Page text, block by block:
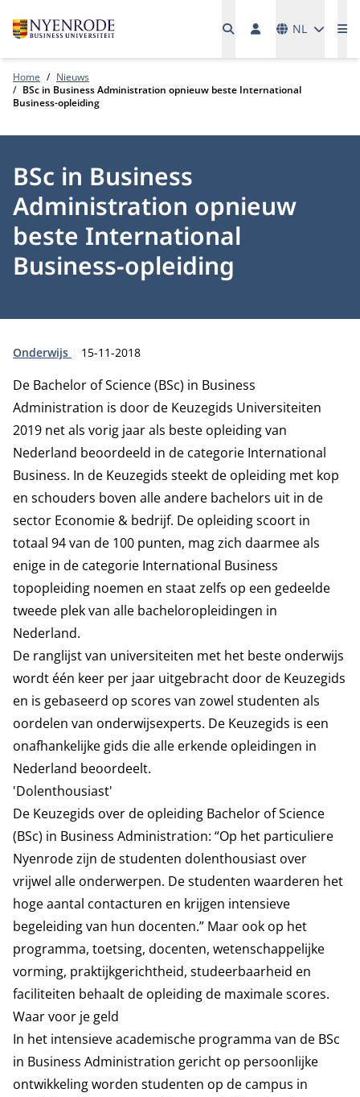
NL
Home
Nieuws
BSc in Business Administration opnieuw beste International
Business-opleiding
BSc in Business
Administration opnieuw
beste International
Business-opleiding
Type:
Onderwijs Publicatiedatum:
15-11-2018
De Bachelor of Science (BSc) in Business
Administration is door de Keuzegids Universiteiten
2019 net als vorig jaar als beste opleiding van
Nederland beoordeeld in de categorie International
Business. In de Keuzegids steekt de opleiding met kop
en schouders boven alle andere bachelors uit in de
sector Economie & bedrijf. De opleiding scoort in
totaal 94 van de 100 punten, mag zich daarmee als
enige in de categorie International Business
topopleiding noemen en staat zelfs op een gedeelde
tweede plek van alle bacheloropleidingen in
Nederland.
De ranglijst van universiteiten met het beste onderwijs
wordt één keer per jaar uitgebracht door de Keuzegids
en is gebaseerd op scores van zowel studenten als
oordelen van onderwijsexperts. De Keuzegids is een
onafhankelijke gids die alle erkende opleidingen in
Nederland beoordeelt.
'Dolenthousiast'
De Keuzegids over de opleiding Bachelor of Science
(BSc) in Business Administration: “Op het particuliere
Nyenrode zijn de studenten dolenthousiast over
vrijwel alle onderwerpen. De studenten waarderen het
hoge aantal contacturen en krijgen intensieve
begeleiding van hun docenten.” Maar ook op het
programma, toetsing, docenten, wetenschappelijke
vorming, praktijkgerichtheid, studeerbaarheid en
faciliteiten behaalt de opleiding de maximale scores.
Waar voor je geld
In het intensieve academische programma van de BSc
in Business Administration gericht op persoonlijke
ontwikkeling worden studenten op de campus in